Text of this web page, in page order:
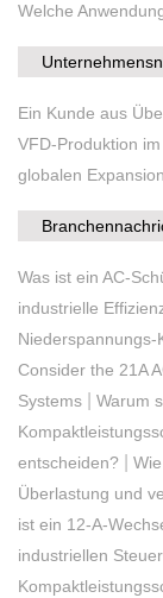
Welche
Ein Kunde aus
VFD-Produktion
globalen
Was ist ein AC-
industrielle
Niederspannungs-
Consider the 21A
Systems
Warum
entscheiden?
Überlastung und
ist ein 12-A-
industriellen